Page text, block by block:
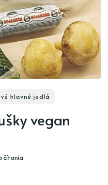
hlavné jedlá
vegan
čítania